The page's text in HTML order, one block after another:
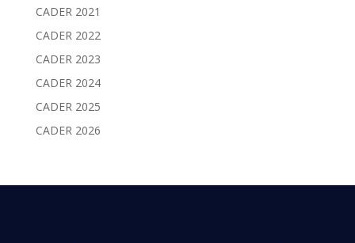
CADER 2021
CADER 2022
CADER 2023
CADER 2024
CADER 2025
CADER 2026